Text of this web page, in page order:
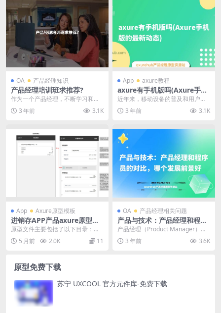
OA 产品经理知识
产品经理培训班求推荐?
作为一个产品经理，不断学习和提
升自己的技能非常重要。参加专业
的产品经理培训班是一...
3 年前 3.1K
App axure教程
axure有手机版吗(Axure手机
版的最新动态)
近年来，移动设备的普及和用户对
移动应用的需求不断增长。作为一
款专业的原型设计工具...
3 年前 3.1K
App Axure原型模板
进销存APP产品axure原型下
载涉及采购、销售、库存管理
等模块
原型文件主要包括了以下目录：业
务流程、分销首页、采购、销售、
库存管理、设置。共计...
5 月前 2.0K 11
OA 产品经理相关问题
产品与技术：产品经理和程序
员的对比，哪个发展前景好
产品经理（Product Manager）和
程序员（Programmer）是推动...
3 年前 3.6K
原型免费下载
苏宁 UXCOOL 官方元件库-免费下载